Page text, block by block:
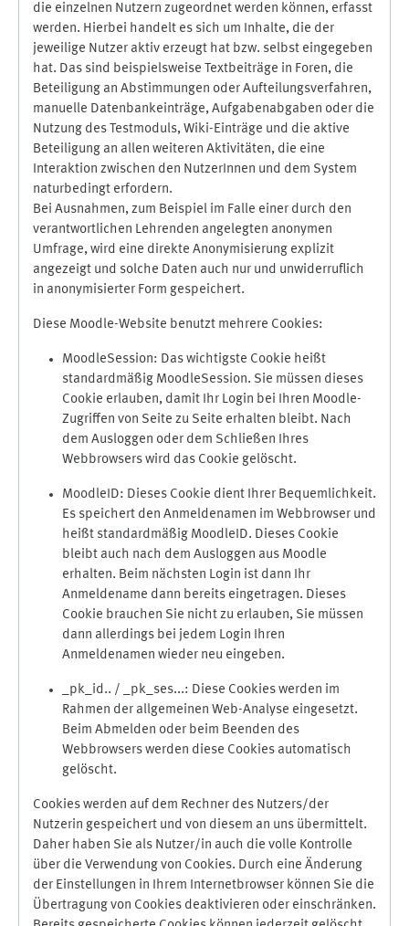
die einzelnen Nutzern zugeordnet werden können, erfasst
werden. Hierbei handelt es sich um Inhalte, die der
jeweilige Nutzer aktiv erzeugt hat bzw. selbst eingegeben
hat. Das sind beispielsweise Textbeiträge in Foren, die
Beteiligung an Abstimmungen oder Aufteilungsverfahren,
manuelle Datenbankeinträge, Aufgabenabgaben oder die
Nutzung des Testmoduls, Wiki-Einträge und die aktive
Beteiligung an allen weiteren Aktivitäten, die eine
Interaktion zwischen den NutzerInnen und dem System
naturbedingt erfordern.
Bei Ausnahmen, zum Beispiel im Falle einer durch den
verantwortlichen Lehrenden angelegten anonymen
Umfrage, wird eine direkte Anonymisierung explizit
angezeigt und solche Daten auch nur und unwiderruflich
in anonymisierter Form gespeichert.
Diese Moodle-Website benutzt mehrere Cookies:
MoodleSession: Das wichtigste Cookie heißt
standardmäßig MoodleSession. Sie müssen dieses
Cookie erlauben, damit Ihr Login bei Ihren Moodle-
Zugriffen von Seite zu Seite erhalten bleibt. Nach
dem Ausloggen oder dem Schließen Ihres
Webbrowsers wird das Cookie gelöscht.
MoodleID: Dieses Cookie dient Ihrer Bequemlichkeit.
Es speichert den Anmeldenamen im Webbrowser und
heißt standardmäßig MoodleID. Dieses Cookie
bleibt auch nach dem Ausloggen aus Moodle
erhalten. Beim nächsten Login ist dann Ihr
Anmeldename dann bereits eingetragen. Dieses
Cookie brauchen Sie nicht zu erlauben, Sie müssen
dann allerdings bei jedem Login Ihren
Anmeldenamen wieder neu eingeben.
_pk_id.. / _pk_ses...: Diese Cookies werden im
Rahmen der allgemeinen Web-Analyse eingesetzt.
Beim Abmelden oder beim Beenden des
Webbrowsers werden diese Cookies automatisch
gelöscht.
Cookies werden auf dem Rechner des Nutzers/der
Nutzerin gespeichert und von diesem an uns übermittelt.
Daher haben Sie als Nutzer/in auch die volle Kontrolle
über die Verwendung von Cookies. Durch eine Änderung
der Einstellungen in Ihrem Internetbrowser können Sie die
Übertragung von Cookies deaktivieren oder einschränken.